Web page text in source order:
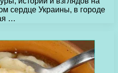
сердце Украины, в городе
…